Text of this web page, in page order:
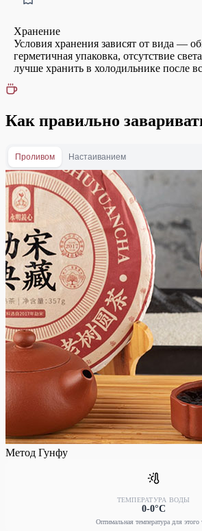
Хранение
Условия хранения зависят от вида —
герметичная упаковка, отсутствие
лучше хранить в холодильнике после
Как правильно
Проливом Настаиванием
Метод Гунфу
ТЕМПЕРАТУРА ВОДЫ
0-0°C
Оптимальная температура для этого